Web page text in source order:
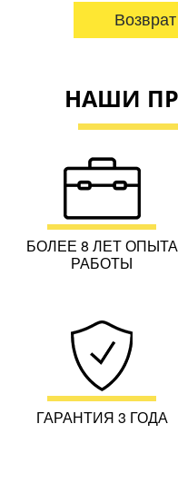
НАШИ
БОЛЕЕ 8 ЛЕТ ОПЫТА
РАБОТЫ
ГАРАНТИЯ 3 ГОДА